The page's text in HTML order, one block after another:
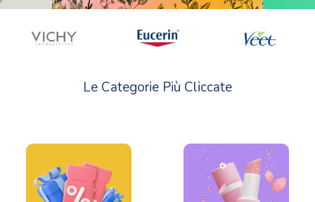
Le Categorie Più Cliccate